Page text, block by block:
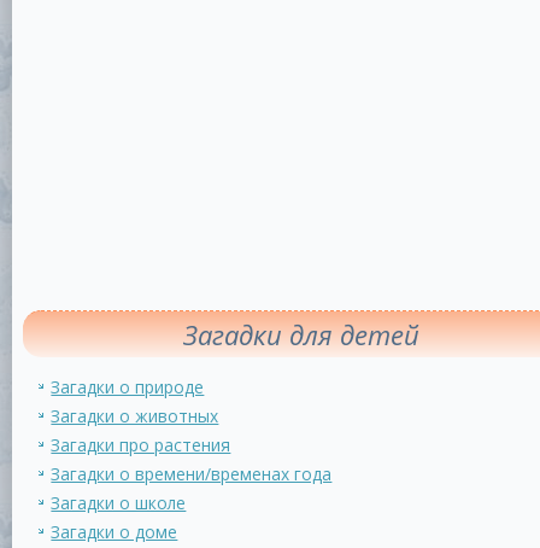
Загадки для детей
Загадки о природе
Загадки о животных
Загадки про растения
Загадки о времени/временах года
Загадки о школе
Загадки о доме